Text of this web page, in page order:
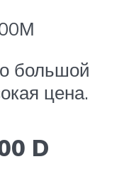
большой
цена.
D